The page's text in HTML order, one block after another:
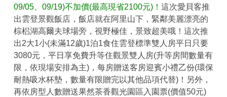
09/05、09/19)不加價(最高現省2100元)！ 這次愛貝客推
出雲登景觀飯店，飯店就在阿里山下，緊鄰美麗漂亮的
棕梠湖高爾夫球場旁，視野極佳，景致超美哦！這次推
出2大1小(未滿12歲)1泊1食住雲登標準雙人房平日只要
3080元，平日享免費升等住觀景雙人房(升等房間數量有
限，依現場安排為主)，每房贈送客房迎賓小禮乙份(環保
耐熱吸水杯墊，數量有限贈完以其他品項代替)！另外，
再依房型人數贈送果然茶香觀光園區入園票(價值50元)